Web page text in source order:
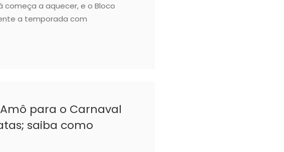
começa a aquecer, e o Bloco
a temporada com
para o Carnaval
saiba como